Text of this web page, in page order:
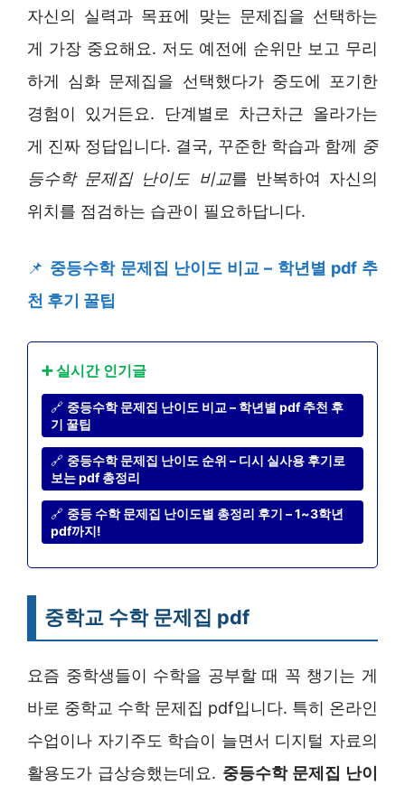
자신의 실력과 목표에 맞는 문제집을 선택하는
게 가장 중요해요. 저도 예전에 순위만 보고 무리
하게 심화 문제집을 선택했다가 중도에 포기한
경험이 있거든요. 단계별로 차근차근 올라가는
게 진짜 정답입니다. 결국, 꾸준한 학습과 함께 중
등수학 문제집 난이도 비교를 반복하여 자신의
위치를 점검하는 습관이 필요하답니다.
📌 중등수학 문제집 난이도 비교 – 학년별 pdf 추
천 후기 꿀팁
➕ 실시간 인기글
🔗 중등수학 문제집 난이도 비교 – 학년별 pdf 추천 후
기 꿀팁
🔗 중등수학 문제집 난이도 순위 – 디시 실사용 후기로
보는 pdf 총정리
🔗 중등 수학 문제집 난이도별 총정리 후기 – 1~3학년
pdf까지!
중학교 수학 문제집 pdf
요즘 중학생들이 수학을 공부할 때 꼭 챙기는 게
바로 중학교 수학 문제집 pdf입니다. 특히 온라인
수업이나 자기주도 학습이 늘면서 디지털 자료의
활용도가 급상승했는데요. 중등수학 문제집 난이